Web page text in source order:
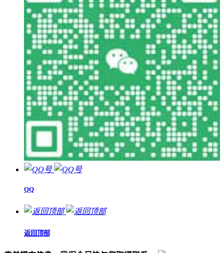
QQ
返回顶部